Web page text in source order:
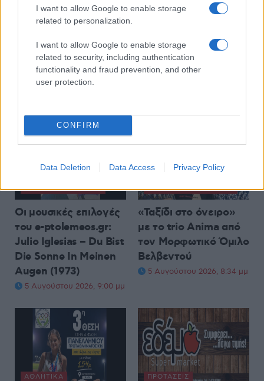
I want to allow Google to enable storage
related to personalization.
I want to allow Google to enable storage
related to security, including authentication
functionality and fraud prevention, and other
user protection.
CONFIRM
Data Deletion Data Access Privacy Policy
των Πρεσπών
γίνονται ολοένα και
πιο ευάλωτες.
6 Αυγούστου 2026, 8:26 πμ
Τουρισμού και 79
Ξεναγών του
Υπουργείου Τουρισμού
– Μέχρι πότε οι
ΜΟΥΣΙΚΈΣ ΕΠΙΛΟΓΈΣ
Οι μουσικές επιλογές
του e-ptolemeos.gr:
Julio Iglesias – Du Bist
Die Sonne In Meinen
Augen (1973)
5 Αυγούστου 2026, 9:00 μμ
ΤΟΠΙΚΉ ΕΠΙΚΑΙΡΌΤΗΤΑ
«Ταξίδι στο όνειρο»
με το trio Anima από
τον Μορφωτικό Όμιλο
Βελβεντού
5 Αυγούστου 2026, 8:34 μμ
ΑΘΛΗΤΙΚΆ ΠΡΟΤΆΣΕΙΣ